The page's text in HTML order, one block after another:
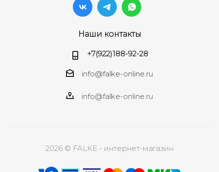
Наши контакты
+7(922)188-92-28
info@falke-online.ru
info@falke-online.ru
2026 © FALKE - интернет-магазин